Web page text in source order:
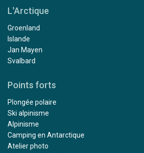
L'Arctique
Groenland
Islande
Jan Mayen
Svalbard
Points forts
Plongée polaire
Ski alpinisme
Alpinisme
Camping en Antarctique
Atelier photo